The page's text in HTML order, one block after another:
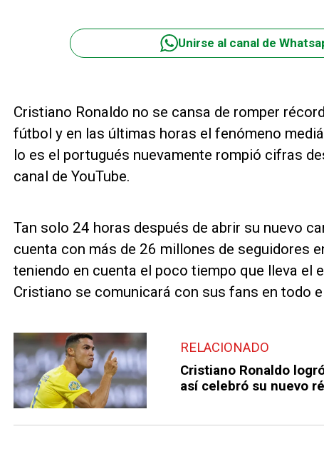
Unirse al canal de
Cristiano Ronaldo no se cansa de romper
fútbol y en las últimas horas el fenómeno
lo es el portugués nuevamente rompió cifras
canal de YouTube.
Tan solo 24 horas después de abrir su nuevo
cuenta con más de 26 millones de seguidores
teniendo en cuenta el poco tiempo que lleva el
Cristiano se comunicará con sus fans en todo
RELACIONADO
Cristiano Ronaldo
así celebró su nuevo